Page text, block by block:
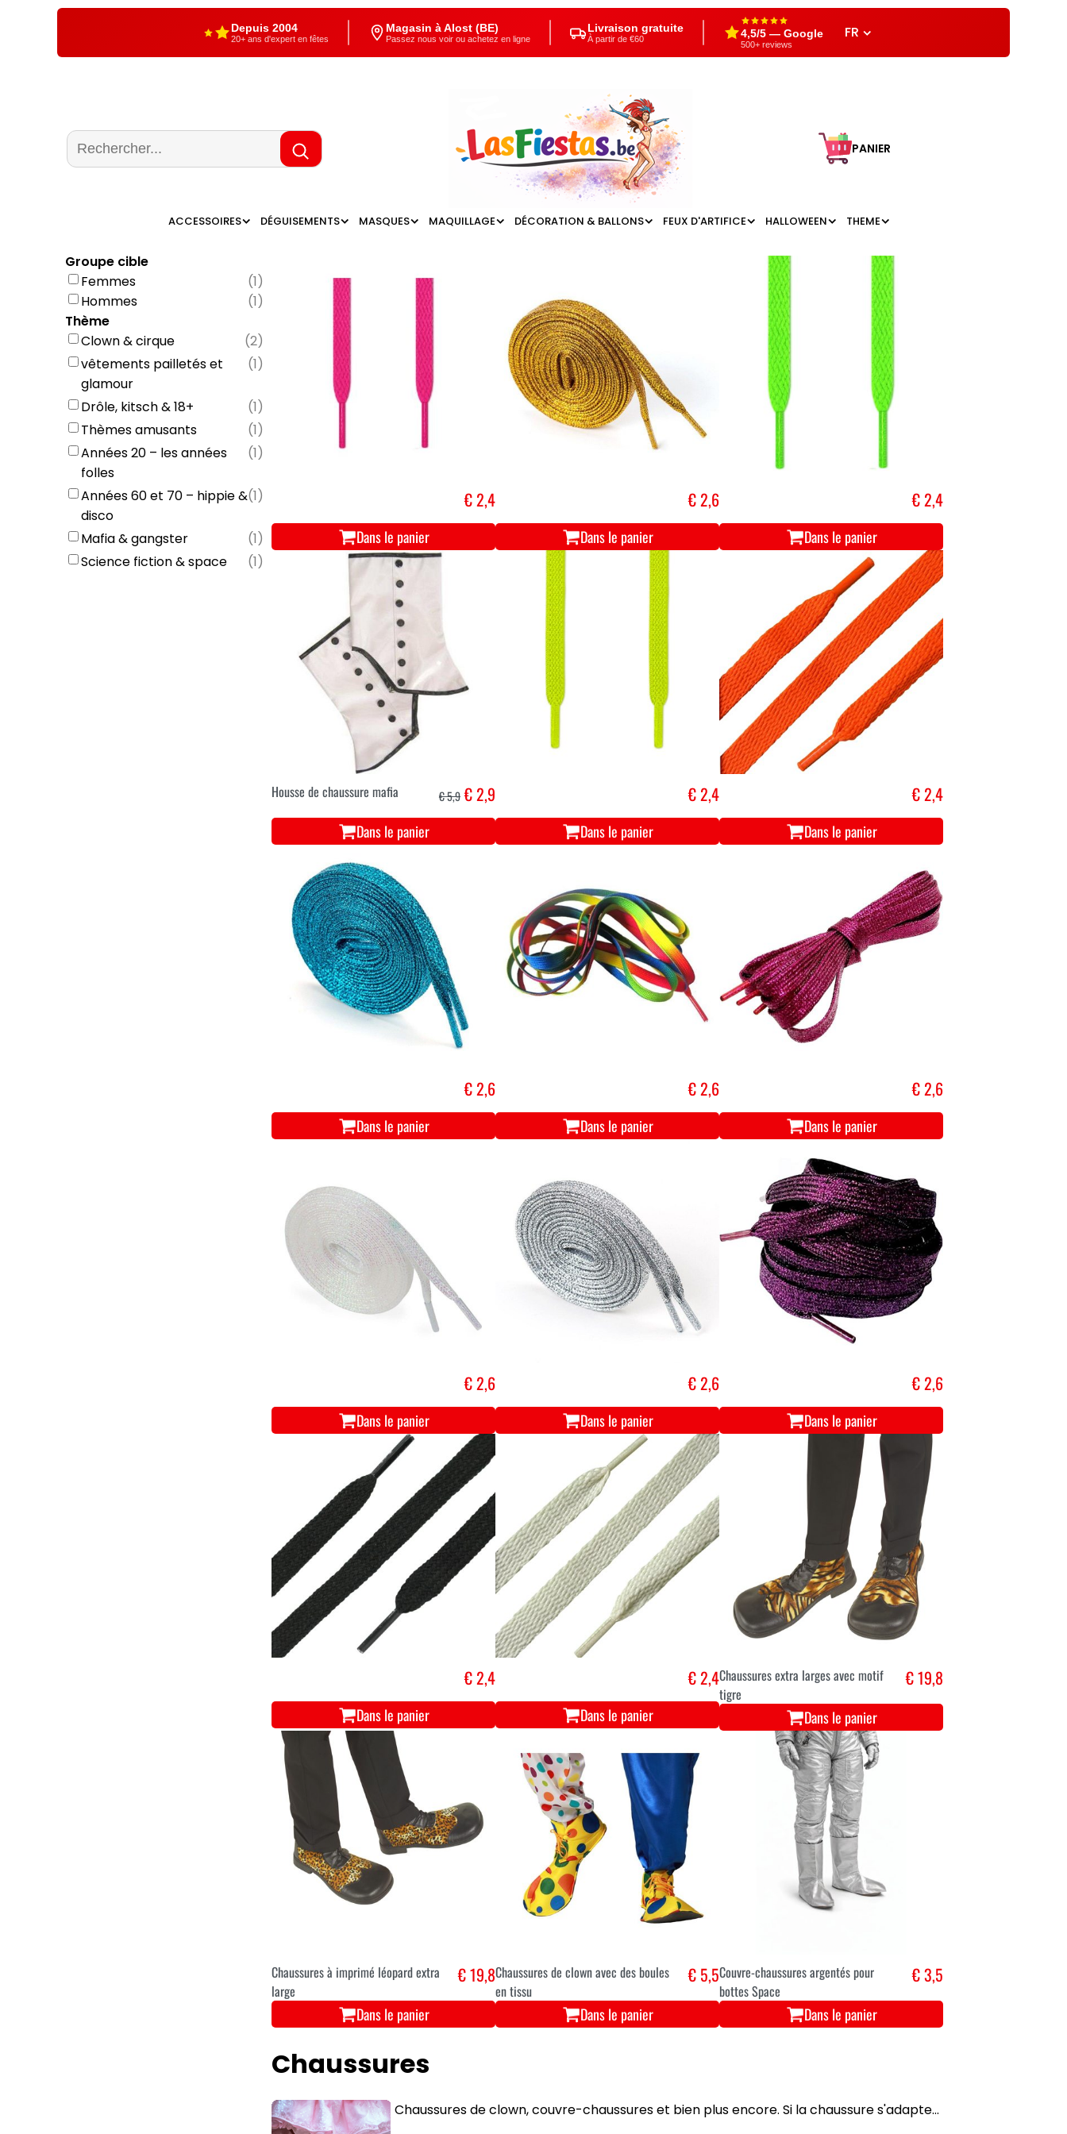
Depuis 2004
20+ ans d'expert en fêtes
Magasin à Alost (BE)
Passez nous voir ou achetez en ligne
Livraison gratuite
À partir de €60 4,5/5 — Google
500+ reviews
FR
PANIER
ACCESSOIRES DÉGUISEMENTS MASQUES MAQUILLAGE DÉCORATION & BALLONS FEUX D'ARTIFICE HALLOWEEN THEME
Groupe cible
Femmes
(1)
Hommes
(1)
Thème
Clown & cirque
(2)
vêtements pailletés et
glamour
(1)
Drôle, kitsch & 18+ (1)
Thèmes amusants
(1)
Années 20 – les années
folles
(1)
Années 60 et 70 – hippie &
disco
(1)
Mafia & gangster (1)
Science fiction & space
(1)
€ 2,4
Dans le panier
€ 2,6
Dans le panier
€ 2,4
Dans le panier
Housse de chaussure mafia € 5,9€ 2,9
Dans le panier
€ 2,4
Dans le panier
€ 2,4
Dans le panier
€ 2,6
Dans le panier
€ 2,6
Dans le panier
€ 2,6
Dans le panier
€ 2,6
Dans le panier
€ 2,6
Dans le panier
€ 2,6
Dans le panier
€ 2,4
Dans le panier
€ 2,4
Dans le panier
Chaussures extra larges avec motif
tigre
€ 19,8
Dans le panier
Chaussures à imprimé léopard extra
large
€ 19,8
Dans le panier
Chaussures de clown avec des boules
en tissu
€ 5,5
Dans le panier
Couvre-chaussures argentés pour
bottes Space
€ 3,5
Dans le panier
Chaussures
Chaussures de clown, couvre-chaussures et bien plus encore. Si la chaussure s'adapte...